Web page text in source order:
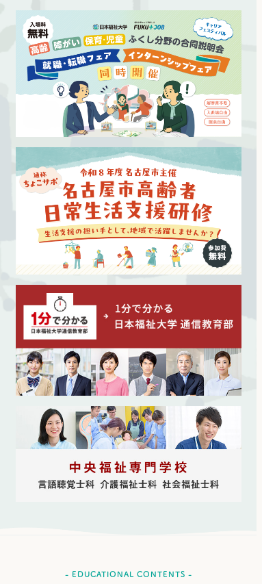
- EDUCATIONAL CONTENTS -